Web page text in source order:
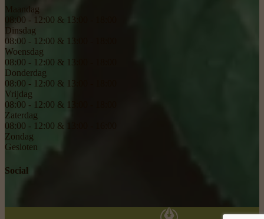
Maandag
08:00 - 12:00 & 13:00 - 18:00
Dinsdag
08:00 - 12:00 & 13:00 - 18:00
Woensdag
08:00 - 12:00 & 13:00 - 18:00
Donderdag
08:00 - 12:00 & 13:00 - 18:00
Vrijdag
08:00 - 12:00 & 13:00 - 18:00
Zaterdag
08:00 - 12:00 & 13:00 - 16:00
Zondag
Gesloten
Social